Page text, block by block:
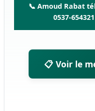
📞 Amoud Rabat
0537-654321
📋 Voir le